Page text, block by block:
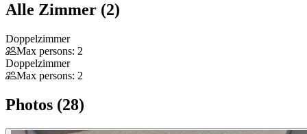
Alle Zimmer (2)
Doppelzimmer
Max persons: 2
Doppelzimmer
Max persons: 2
Photos (28)